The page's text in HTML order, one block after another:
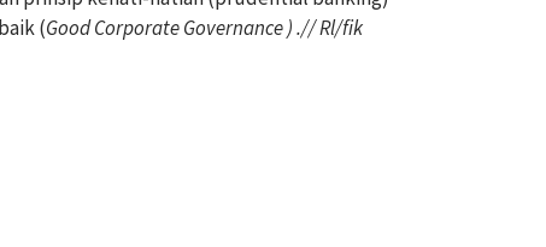
(Good Corporate Governance ) .// Rl/fik